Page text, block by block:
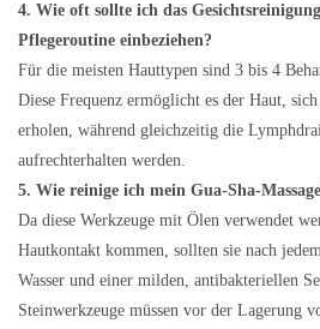
4. Wie oft sollte ich das
Pflegeroutine einbeziehen?
Für die meisten Hauttypen sind 3 bis 4
Diese Frequenz ermöglicht es der Haut,
erholen, während gleichzeitig die
aufrechterhalten werden.
5. Wie reinige ich mein Gua-Sha-
Da diese Werkzeuge mit Ölen verwendet
Hautkontakt kommen, sollten sie nach
Wasser und einer milden, antibakteriellen
Steinwerkzeuge müssen vor der Lagerung